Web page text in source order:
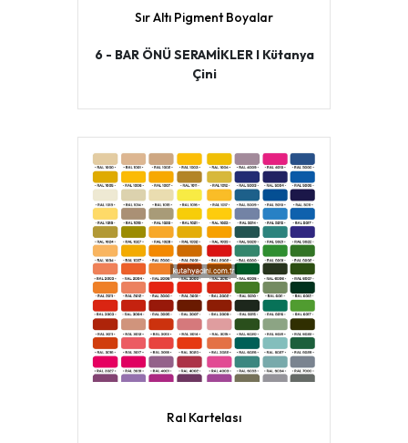
Sır Altı Pigment Boyalar
6 - BAR ÖNÜ SERAMİKLER I Kütanya
Çini
Ral Kartelası